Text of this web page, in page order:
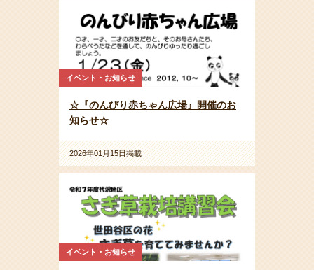
イベント・お知らせ
☆『のんびり赤ちゃん広場』開催のお
知らせ☆
2026年01月15日掲載
イベント・お知らせ